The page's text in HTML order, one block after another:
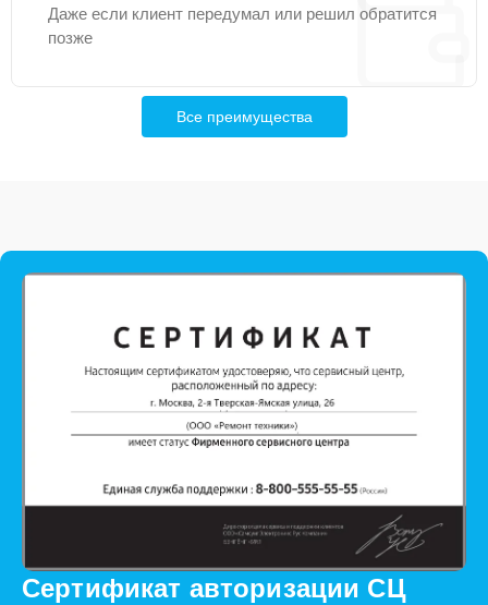
Даже если клиент передумал или решил обратится
позже
Все преимущества
Сертификат авторизации СЦ